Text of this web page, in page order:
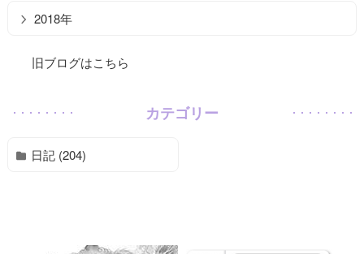
2018年
旧ブログはこちら
カテゴリー
日記 (204)